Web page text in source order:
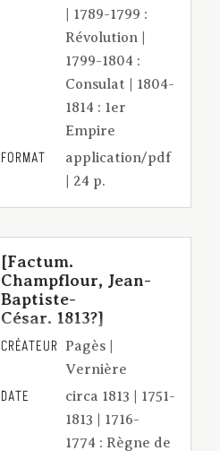
| 1789-1799 :
Révolution |
1799-1804 :
Consulat | 1804-
1814 : 1er
Empire
FORMAT
application/pdf
| 24 p.
[Factum.
Champflour, Jean-
Baptiste-
César. 1813?]
CRÉATEUR Pagès |
Vernière
DATE
circa 1813 | 1751-
1813 | 1716-
1774 : Règne de